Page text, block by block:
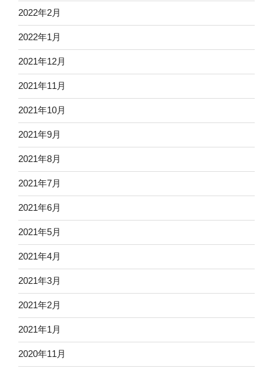
2022年2月
2022年1月
2021年12月
2021年11月
2021年10月
2021年9月
2021年8月
2021年7月
2021年6月
2021年5月
2021年4月
2021年3月
2021年2月
2021年1月
2020年11月